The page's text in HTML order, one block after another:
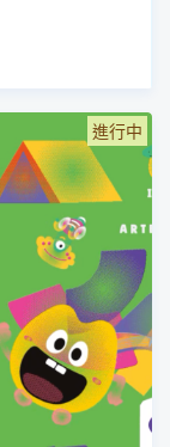
進行中